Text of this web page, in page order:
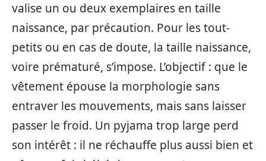
valise un ou deux exemplaires en taille
naissance, par précaution. Pour les tout-
petits ou en cas de doute, la taille naissance,
voire prématuré, s’impose. L’objectif : que le
vêtement épouse la morphologie sans
entraver les mouvements, mais sans laisser
passer le froid. Un pyjama trop large perd
son intérêt : il ne réchauffe plus aussi bien et